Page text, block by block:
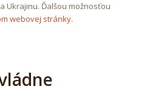
Ukrajinu. Ďalšou možnosťou
webovej stránky.